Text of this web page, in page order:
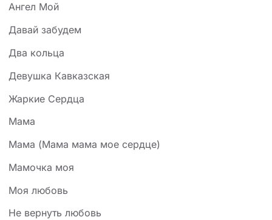
Ангел Мой
Давай забудем
Два кольца
Девушка Кавказская
Жаркие Сердца
Мама
Мама (Мама мама мое сердце)
Мамочка моя
Моя любовь
Не вернуть любовь